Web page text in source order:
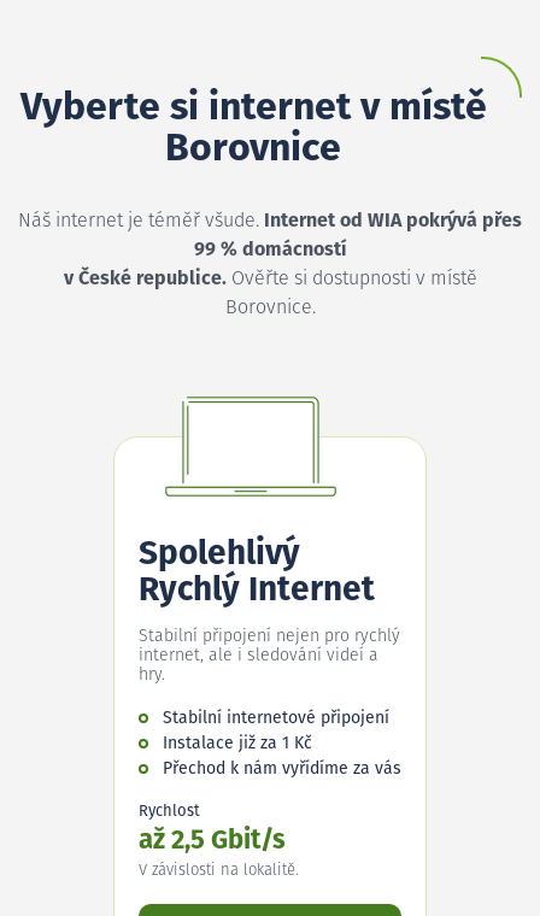
Vyberte si internet v místě
Borovnice
Náš internet je téměř všude. Internet od WIA pokrývá přes
99 % domácností
v České republice.Ověřte si dostupnosti v místě
Borovnice.
Spolehlivý
Rychlý Internet
Stabilní připojení nejen pro rychlý
internet, ale i sledování videí a
hry.
Stabilní internetové připojení
Instalace již za 1 Kč
Přechod k nám vyřídíme za vás
Rychlost
až 2,5 Gbit/s
V závislosti na lokalitě.